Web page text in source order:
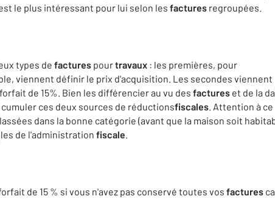
le plus intéressant pour lui selon les factures regroupées.
types de factures pourtravaux : les premières, pour
viennent définir le prix d'acquisition. Les secondes viennent
de 15%. Bien les différencier au vu des factures et de la
ces deux sources de réductionsfiscales. Attention à ce
dans la bonne catégorie (avant que la maison soit
de l'administration fiscale.
de 15 % si vous n'avez pas conservé toutes vos factures